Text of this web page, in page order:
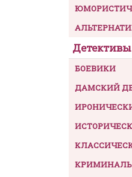
БОЕВИКИ
ДАМСКИЙ